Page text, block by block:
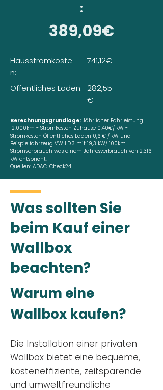
:
389,09€
Hausstromkoste
n:
Öffentliches Laden:
741,12€
282,55
€
Berechnungsgrundlage: Jährlicher Fahrleistung
12.000km - Stromkosten Zuhause 0,40€/ kW -
Stromkosten Öffentliches Laden 0,61€ / kW und
Beispielfahrzeug VW I.D.3 mit 19,3 kW/ 100km
Stromverbrauch was einem Jahresverbrauch von 2.316
kW entspricht.
Quellen: ADAC, Check24
Was sollten Sie
beim Kauf einer
Wallbox
beachten?
Warum eine
Wallbox kaufen?
Die Installation einer privaten
Wallbox bietet eine bequeme,
kosteneffiziente, zeitsparende
und umweltfreundliche